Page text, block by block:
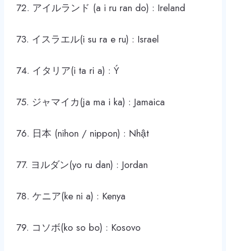
72. アイルランド (a i ru ran do) : Ireland
73. イスラエル(i su ra e ru) : Israel
74. イタリア(i ta ri a) : Ý
75. ジャマイカ(ja ma i ka) : Jamaica
76. 日本 (nihon / nippon) : Nhật
77. ヨルダン(yo ru dan) : Jordan
78. ケニア(ke ni a) : Kenya
79. コソボ(ko so bo) : Kosovo